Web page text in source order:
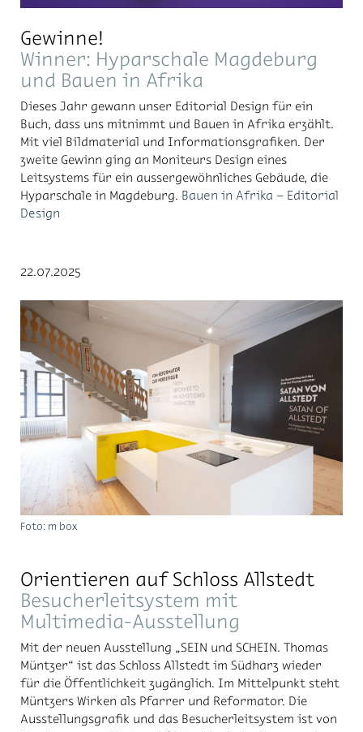
Gewinne!
Winner: Hyparschale Magdeburg
und Bauen in Afrika
Dieses Jahr gewann unser Editorial Design für ein
Buch, dass uns mitnimmt und Bauen in Afrika erzählt.
Mit viel Bildmaterial und Informationsgrafiken. Der
zweite Gewinn ging an Moniteurs Design eines
Leitsystems für ein aussergewöhnliches Gebäude, die
Hyparschale in Magdeburg. Bauen in Afrika – Editorial
Design
22.07.2025
Foto: m box
Orientieren auf Schloss Allstedt
Besucherleitsystem mit
Multimedia-Ausstellung
Mit der neuen Ausstellung „SEIN und SCHEIN. Thomas
Müntzer“ ist das Schloss Allstedt im Südharz wieder
für die Öffentlichkeit zugänglich. Im Mittelpunkt steht
Müntzers Wirken als Pfarrer und Reformator. Die
Ausstellungsgrafik und das Besucherleitsystem ist von